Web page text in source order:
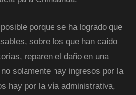
porque se ha logrado que
sobre los que han caído
reparen el daño en una
solamente hay ingresos por la
hay por la vía administrativa,